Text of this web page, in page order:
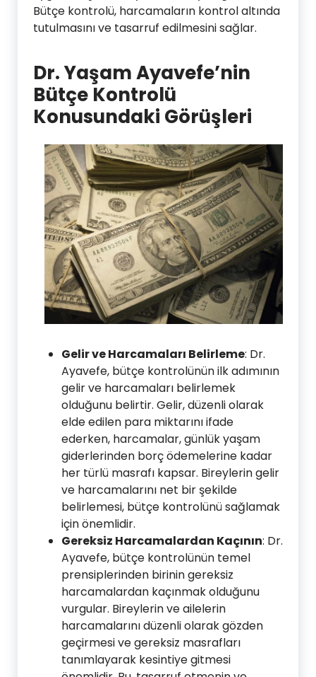
Bütçe kontrolü, harcamaların kontrol altında
tutulmasını ve tasarruf edilmesini sağlar.
Dr. Yaşam Ayavefe’nin
Bütçe Kontrolü
Konusundaki Görüşleri
Gelir ve Harcamaları Belirleme: Dr.
Ayavefe, bütçe kontrolünün ilk adımının
gelir ve harcamaları belirlemek
olduğunu belirtir. Gelir, düzenli olarak
elde edilen para miktarını ifade
ederken, harcamalar, günlük yaşam
giderlerinden borç ödemelerine kadar
her türlü masrafı kapsar. Bireylerin gelir
ve harcamalarını net bir şekilde
belirlemesi, bütçe kontrolünü sağlamak
için önemlidir.
Gereksiz Harcamalardan Kaçının: Dr.
Ayavefe, bütçe kontrolünün temel
prensiplerinden birinin gereksiz
harcamalardan kaçınmak olduğunu
vurgular. Bireylerin ve ailelerin
harcamalarını düzenli olarak gözden
geçirmesi ve gereksiz masrafları
tanımlayarak kesintiye gitmesi